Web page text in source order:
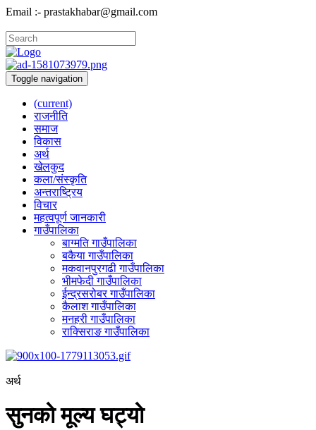
Email :- prastakhabar@gmail.com
Toggle navigation
(current)
राजनीति
समाज
विकास
अर्थ
खेलकुद
कला/संस्कृति
अन्तराष्ट्रिय
विचार
महत्वपूर्ण जानकारी
गाउँपालिका
बाग्मति गाउँपालिका
बकैया गाउँपालिका
मकवानपुरगढी गाउँपालिका
भीमफेदी गाउँपालिका
ईन्द्रसरोबर गाउँपालिका
कैलाश गाउँपालिका
मनहरी गाउँपालिका
राक्सिराङ गाउँपालिका
अर्थ
सुनको मूल्य घट्यो